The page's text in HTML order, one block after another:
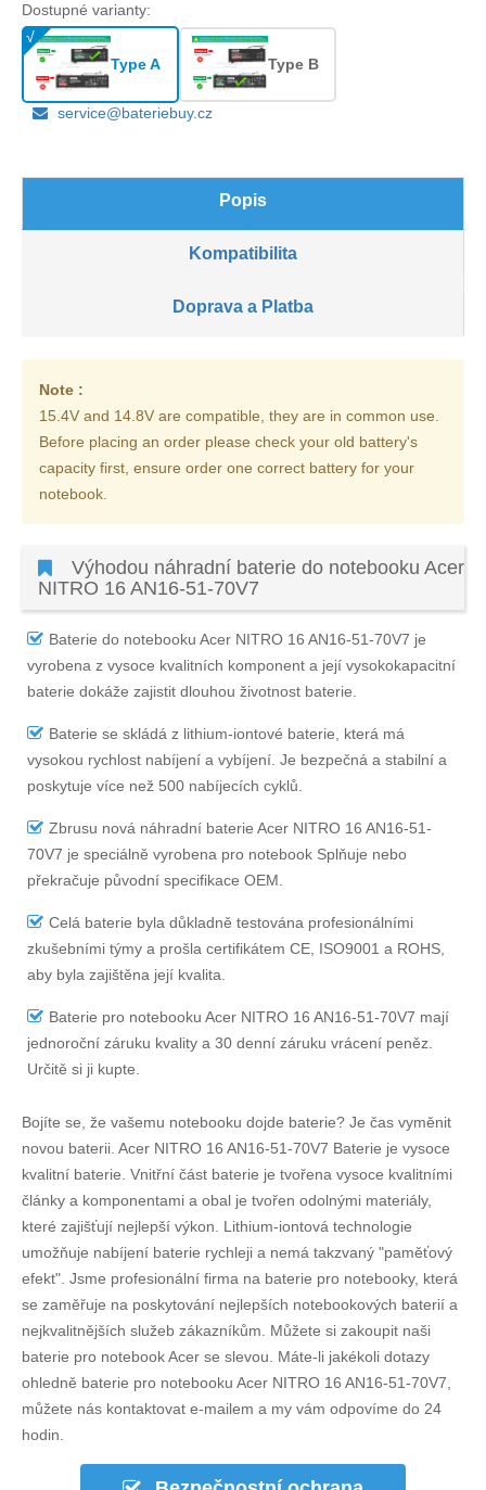
Dostupné varianty:
Type A Type B
service@bateriebuy.cz
Popis
Kompatibilita
Doprava a Platba
Note :
15.4V and 14.8V are compatible, they are in common use.
Before placing an order please check your old battery's
capacity first, ensure order one correct battery for your
notebook.
Výhodou náhradní baterie do notebooku Acer
NITRO 16 AN16-51-70V7
Baterie do notebooku Acer NITRO 16 AN16-51-70V7 je
vyrobena z vysoce kvalitních komponent a její vysokokapacitní
baterie dokáže zajistit dlouhou životnost baterie.
Baterie se skládá z lithium-iontové baterie, která má
vysokou rychlost nabíjení a vybíjení. Je bezpečná a stabilní a
poskytuje více než 500 nabíjecích cyklů.
Zbrusu nová náhradní baterie Acer NITRO 16 AN16-51-
70V7 je speciálně vyrobena pro notebook Splňuje nebo
překračuje původní specifikace OEM.
Celá baterie byla důkladně testována profesionálními
zkušebními týmy a prošla certifikátem CE, ISO9001 a ROHS,
aby byla zajištěna její kvalita.
Baterie pro notebooku Acer NITRO 16 AN16-51-70V7 mají
jednoroční záruku kvality a 30 denní záruku vrácení peněz.
Určitě si ji kupte.
Bojíte se, že vašemu notebooku dojde baterie? Je čas vyměnit
novou baterii. Acer NITRO 16 AN16-51-70V7 Baterie je vysoce
kvalitní baterie. Vnitřní část baterie je tvořena vysoce kvalitními
články a komponentami a obal je tvořen odolnými materiály,
které zajišťují nejlepší výkon. Lithium-iontová technologie
umožňuje nabíjení baterie rychleji a nemá takzvaný "paměťový
efekt". Jsme profesionální firma na baterie pro notebooky, která
se zaměřuje na poskytování nejlepších notebookových baterií a
nejkvalitnějších služeb zákazníkům. Můžete si zakoupit naši
baterie pro notebook Acer se slevou. Máte-li jakékoli dotazy
ohledně baterie pro notebooku Acer NITRO 16 AN16-51-70V7
můžete nás kontaktovat e-mailem a my vám odpovíme do 24
hodin.